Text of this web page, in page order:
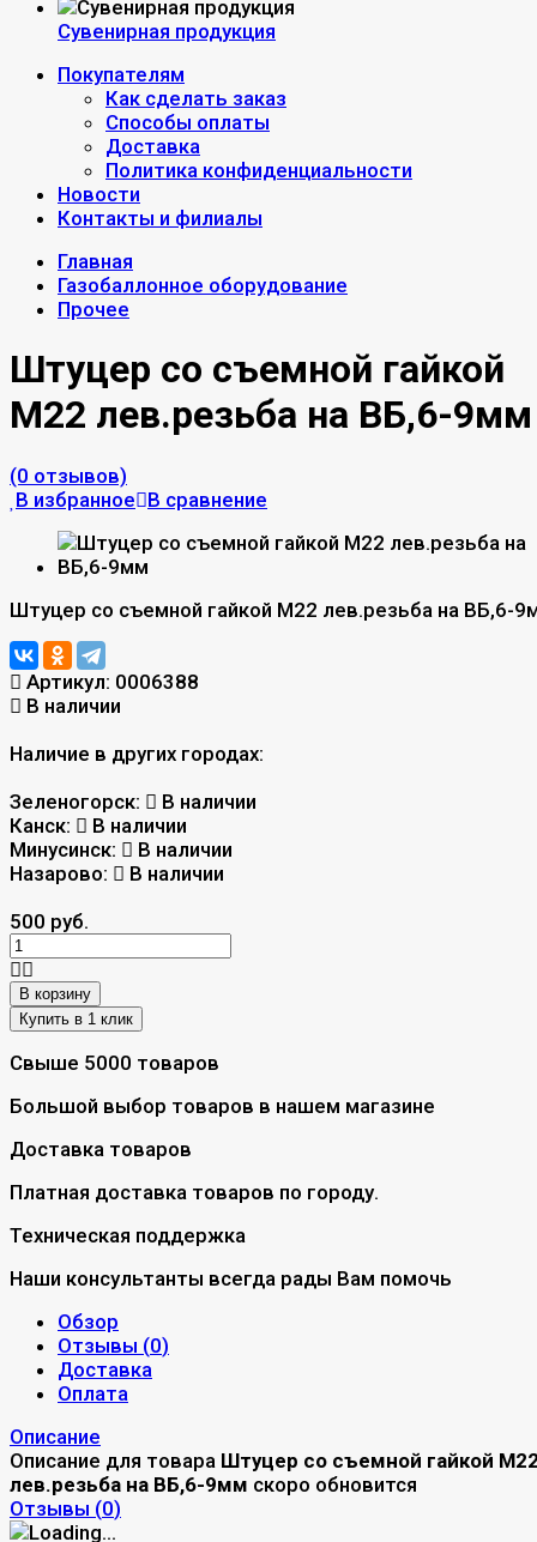
Сувенирная продукция
Покупателям
Как сделать заказ
Способы оплаты
Доставка
Политика конфиденциальности
Новости
Контакты и филиалы
Главная
Газобаллонное оборудование
Прочее
Штуцер со съемной гайкой
М22 лев.резьба на ВБ,6-9мм
(0 отзывов)
В избранное В сравнение
Штуцер со съемной гайкой М22 лев.резьба на ВБ,6-
Артикул: 0006388
В наличии
Наличие в других городах:
Зеленогорск:
В наличии
Канск:
В наличии
Минусинск:
В наличии
Назарово:
В наличии
500 руб.
В корзину
Свыше 5000 товаров
Большой выбор товаров в нашем магазине
Доставка товаров
Платная доставка товаров по городу.
Техническая поддержка
Наши консультанты всегда рады Вам помочь
Обзор
Отзывы (0)
Доставка
Оплата
Описание
Описание для товара Штуцер со съемной гайкой
лев.резьба на ВБ,6-9мм скоро обновится
Отзывы (0)